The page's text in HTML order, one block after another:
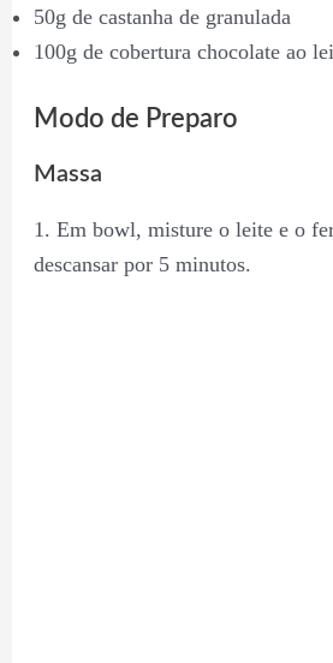
50g de castanha de granulada
100g de cobertura chocolate ao
Modo de Preparo
Massa
1. Em bowl, misture o leite e o
descansar por 5 minutos.